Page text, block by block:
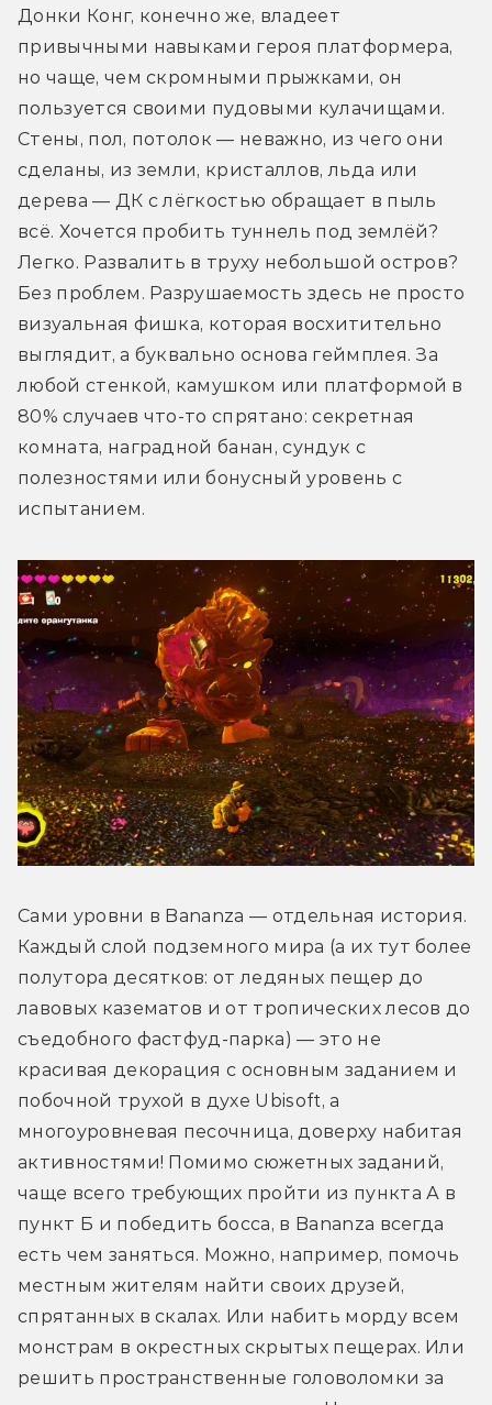
Донки Конг, конечно же, владеет
привычными навыками героя платформера,
но чаще, чем скромными прыжками, он
пользуется своими пудовыми кулачищами.
Стены, пол, потолок — неважно, из чего они
сделаны, из земли, кристаллов, льда или
дерева — ДК с лёгкостью обращает в пыль
всё. Хочется пробить туннель под землёй?
Легко. Развалить в труху небольшой остров?
Без проблем. Разрушаемость здесь не просто
визуальная фишка, которая восхитительно
выглядит, а буквально основа геймплея. За
любой стенкой, камушком или платформой в
80% случаев что-то спрятано: секретная
комната, наградной банан, сундук с
полезностями или бонусный уровень с
испытанием.
Сами уровни в Bananza — отдельная история.
Каждый слой подземного мира (а их тут более
полутора десятков: от ледяных пещер до
лавовых казематов и от тропических лесов до
съедобного фастфуд-парка) — это не
красивая декорация с основным заданием и
побочной трухой в духе Ubisoft, а
многоуровневая песочница, доверху набитая
активностями! Помимо сюжетных заданий,
чаще всего требующих пройти из пункта А в
пункт Б и победить босса, в Bananza всегда
есть чем заняться. Можно, например, помочь
местным жителям найти своих друзей,
спрятанных в скалах. Или набить морду всем
монстрам в окрестных скрытых пещерах. Или
решить пространственные головоломки за